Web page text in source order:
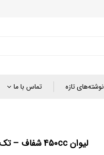
نوشته‌های تازه تماس با ما
لیوان 450cc شفاف – تک ظرف (بسته 300 عددی)